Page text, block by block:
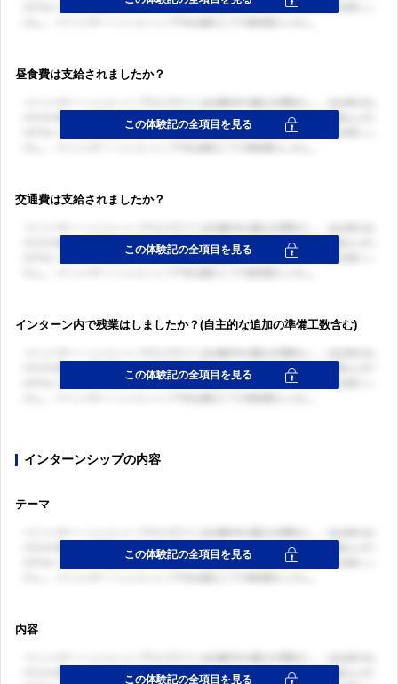
昼食費は支給されましたか？
交通費は支給されましたか？
インターン内で残業はしましたか？(自主的な追加の準備工数含む)
インターンシップの内容
テーマ
内容